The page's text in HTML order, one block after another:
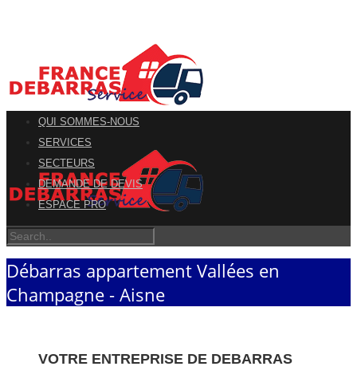
QUI SOMMES-NOUS
SERVICES
SECTEURS
DEMANDE DE DEVIS
ESPACE PRO
Débarras appartement Vallées en
Champagne - Aisne
VOTRE ENTREPRISE DE DEBARRAS